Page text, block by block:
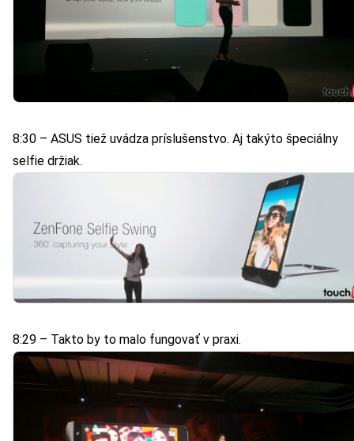
8:30 – ASUS tiež uvádza príslušenstvo. Aj takýto špeciálny
selfie držiak.
8:29 – Takto by to malo fungovať v praxi.